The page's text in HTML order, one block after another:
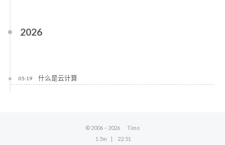
2026
05-19 什么是云计算
© 2006 – 2026
Timo
1.5m
22:51